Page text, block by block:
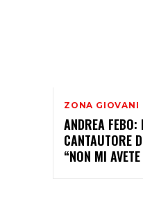
ZONA GIOVANI
ANDREA
CANTAUTORE
“NON MI